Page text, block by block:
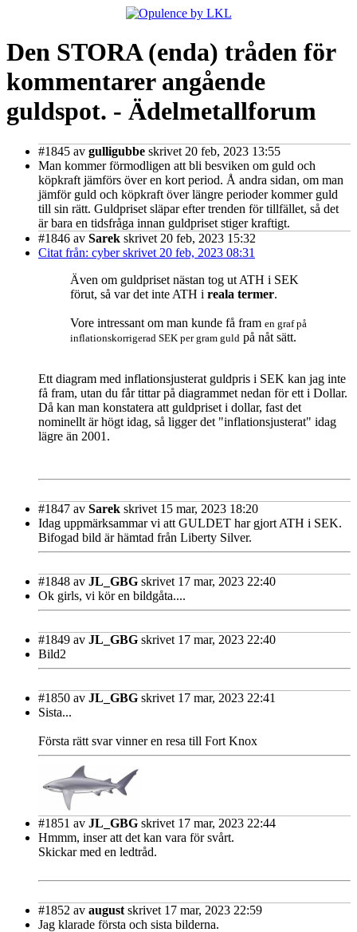
Den STORA (enda) tråden för
kommentarer angående
guldspot. - Ädelmetallforum
#1845 av gulligubbe skrivet 20 feb, 2023 13:55
Man kommer förmodligen att bli besviken om guld och
köpkraft jämförs över en kort period. Å andra sidan, om man
jämför guld och köpkraft över längre perioder kommer guld
till sin rätt. Guldpriset släpar efter trenden för tillfället, så det
är bara en tidsfråga innan guldpriset stiger kraftigt.
#1846 av Sarek skrivet 20 feb, 2023 15:32
Citat från: cyber skrivet 20 feb, 2023 08:31
Även om guldpriset nästan tog ut ATH i SEK
förut, så var det inte ATH i reala termer.
Vore intressant om man kunde få fram en graf på
inflationskorrigerad SEK per gram guld på nåt sätt.
Ett diagram med inflationsjusterat guldpris i SEK kan jag inte
få fram, utan du får tittar på diagrammet nedan för ett i Dollar.
Då kan man konstatera att guldpriset i dollar, fast det
nominellt är högt idag, så ligger det "inflationsjusterat" idag
lägre än 2001.
#1847 av Sarek skrivet 15 mar, 2023 18:20
Idag uppmärksammar vi att GULDET har gjort ATH i SEK.
Bifogad bild är hämtad från Liberty Silver.
#1848 av JL_GBG skrivet 17 mar, 2023 22:40
Ok girls, vi kör en bildgåta....
#1849 av JL_GBG skrivet 17 mar, 2023 22:40
Bild2
#1850 av JL_GBG skrivet 17 mar, 2023 22:41
Sista...
Första rätt svar vinner en resa till Fort Knox
#1851 av JL_GBG skrivet 17 mar, 2023 22:44
Hmmm, inser att det kan vara för svårt.
Skickar med en ledtråd.
#1852 av august skrivet 17 mar, 2023 22:59
Jag klarade första och sista bilderna.